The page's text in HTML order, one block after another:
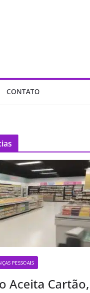
CONTATO
PESSOAIS
Aceita Cartão,